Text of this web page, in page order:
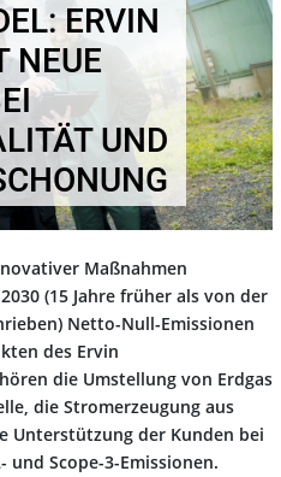
ERVIN
NEUE
K
UND R
Maßnahmen
(15 Jahre früher als von der
Netto-Null-Emissionen
des Ervin
die Umstellung von Erdgas
die Stromerzeugung aus
Unterstützung der Kunden bei
und Scope-3-Emissionen.